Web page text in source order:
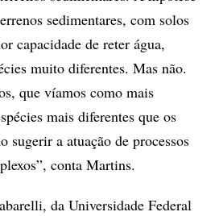
sedimentares, com solos
capacidade de reter água,
muito diferentes. Mas não.
que víamos como mais
mais diferentes que os
sugerir a atuação de processos
conta Martins.
da Universidade Federal